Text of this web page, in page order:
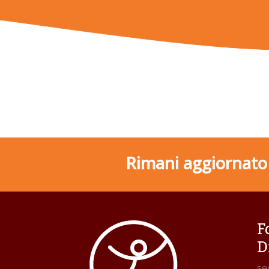
Rimani